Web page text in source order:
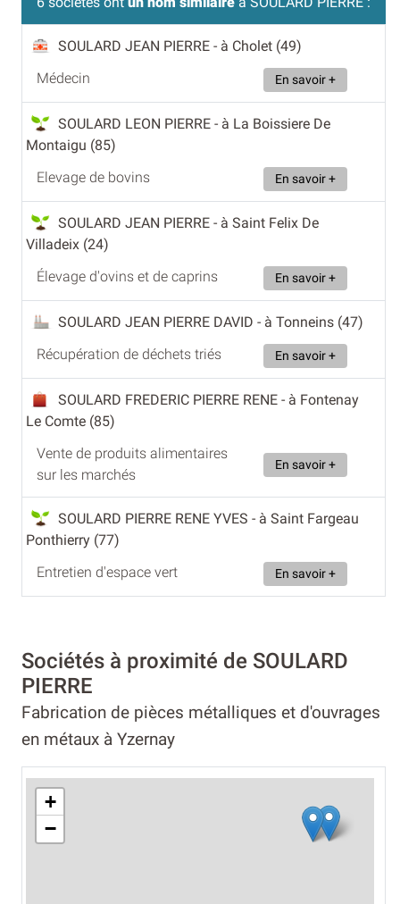
SOULARD JEAN PIERRE - à Cholet (49)
Médecin
En savoir +
SOULARD LEON PIERRE - à La Boissiere De
Montaigu (85)
Elevage de bovins
En savoir +
SOULARD JEAN PIERRE - à Saint Felix De
Villadeix (24)
Élevage d'ovins et de caprins
En savoir +
SOULARD JEAN PIERRE DAVID - à Tonneins (47)
Récupération de déchets triés
En savoir +
SOULARD FREDERIC PIERRE RENE - à Fontenay
Le Comte (85)
Vente de produits alimentaires
sur les marchés
En savoir +
SOULARD PIERRE RENE YVES - à Saint Fargeau
Ponthierry (77)
Entretien d'espace vert
En savoir +
Sociétés à proximité de SOULARD
PIERRE
Fabrication de pièces métalliques et d'ouvrages
en métaux à Yzernay
+
−